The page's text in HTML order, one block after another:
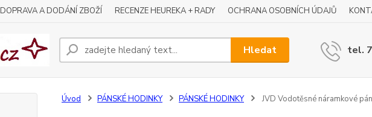
DOPRAVA A DODÁNÍ ZBOŽÍ RECENZE HEUREKA + RADY OCHRANA OSOBNÍCH ÚDAJŮ
Hledat tel.
Úvod PÁNSKÉ HODINKY PÁNSKÉ HODINKY JVD Vodotěsné náramkové